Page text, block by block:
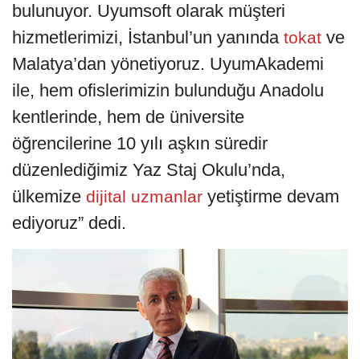
bulunuyor. Uyumsoft olarak müşteri
hizmetlerimizi, İstanbul’un yanında tokat ve
Malatya’dan yönetiyoruz. UyumAkademi
ile, hem ofislerimizin bulunduğu Anadolu
kentlerinde, hem de üniversite
öğrencilerine 10 yılı aşkın süredir
düzenlediğimiz Yaz Staj Okulu’nda,
ülkemize dijital uzmanlar yetiştirme devam
ediyoruz” dedi.